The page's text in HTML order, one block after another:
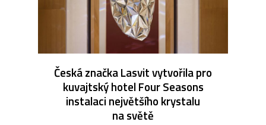
Česká značka Lasvit vytvořila pro
kuvajtský hotel Four Seasons
instalaci největšího krystalu
na světě